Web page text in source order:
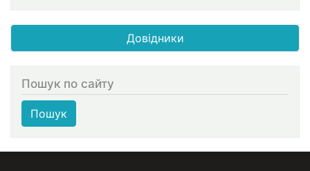
Довідники
Пошук по сайту
Пошук